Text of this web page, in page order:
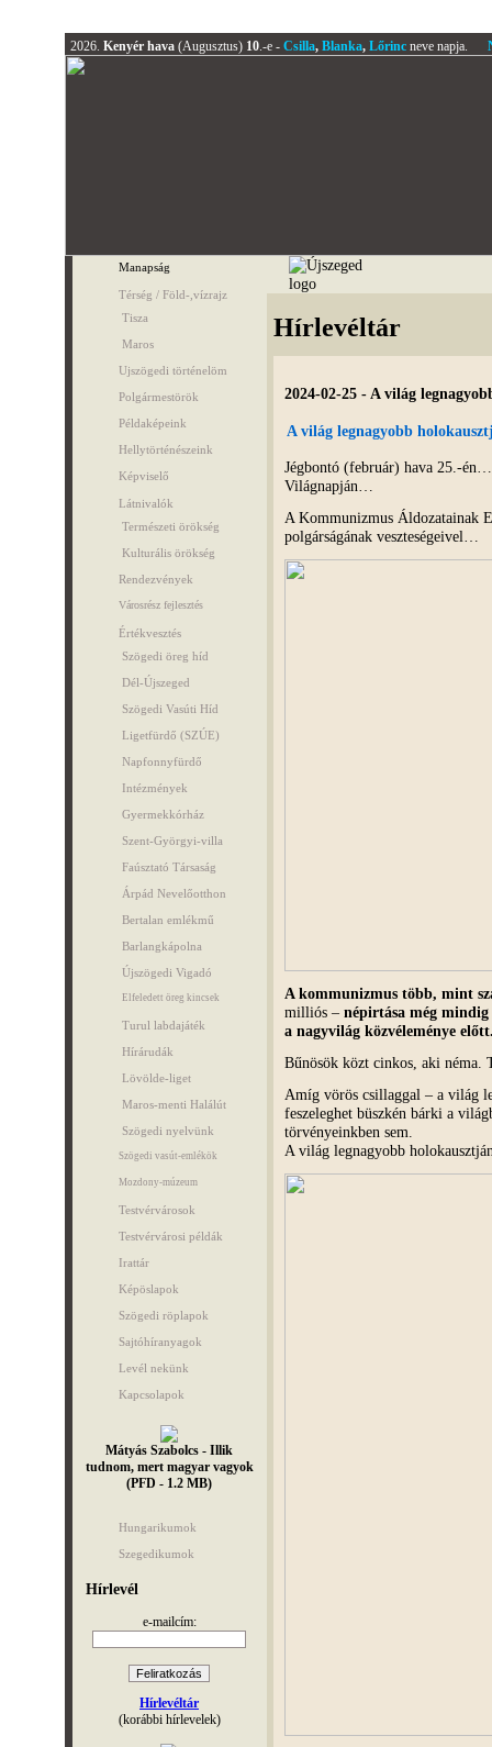
2026. Kenyér hava (Augusztus) 10.-e - Csilla, Blanka, Lőrincneve napja.
Manapság
Térség / Föld-,vízrajz
Tisza
Maros
Ujszögedi történelöm
Polgármestörök
Példaképeink
Hellytörténészeink
Képviselő
Látnivalók
Természeti örökség
Kulturális örökség
Rendezvények
Városrész fejlesztés
Értékvesztés
Szögedi öreg híd
Dél-Újszeged
Szögedi Vasúti Híd
Ligetfürdő (SZÚE)
Napfonnyfürdő
Intézmények
Gyermekkórház
Szent-Györgyi-villa
Faúsztató Társaság
Árpád Nevelőotthon
Bertalan emlékmű
Barlangkápolna
Újszögedi Vigadó
Elfeledett öreg kincsek
Turul labdajáték
Hírárudák
Lövölde-liget
Maros-menti Halálút
Szögedi nyelvünk
Szögedi vasút-emlékök
Mozdony-múzeum
Testvérvárosok
Testvérvárosi példák
Irattár
Képöslapok
Szögedi röplapok
Sajtóhíranyagok
Levél nekünk
Kapcsolapok
Mátyás Szabolcs - Illik
tudnom, mert magyar vagyok
(PFD - 1.2 MB)
Hungarikumok
Szegedikumok
Hírlevél
e-mailcím:
Hírlevéltár
(korábbi hírlevelek)
Hírlevéltár
2024-02-25 - A világ
A világ legnagyobb
Jégbontó (február) hava 25.-
Világnapján…
A Kommunizmus Áldozatainak
polgárságának veszteségeivel…
A kommunizmus több, mint
milliós – népirtása még
a nagyvilág közvéleménye
Bűnösök közt cinkos, aki néma.
Amíg vörös csillaggal – a világ
feszeleghet büszkén bárki a
törvényeinkben sem.
A világ legnagyobb